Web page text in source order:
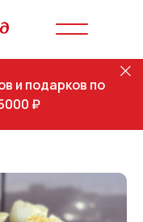
и подарков по
₽